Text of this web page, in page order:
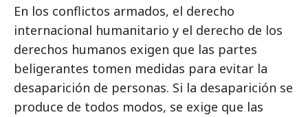
En los conflictos armados, el derecho
internacional humanitario y el derecho de los
derechos humanos exigen que las partes
beligerantes tomen medidas para evitar la
desaparición de personas. Si la desaparición se
produce de todos modos, se exige que las